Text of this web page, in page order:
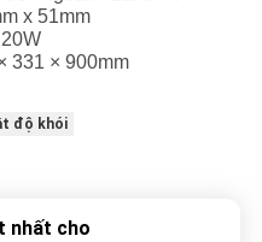
x 51mm
331 × 900mm
độ khói
nhất cho